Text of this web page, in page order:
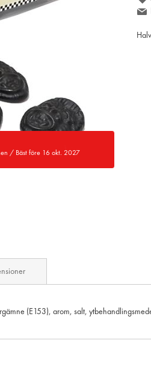
/ Bäst före 16 okt. 2027
(E153), arom, salt,